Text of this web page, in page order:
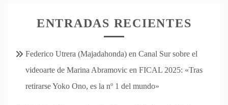
ENTRADAS RECIENTES
Federico Utrera (Majadahonda) en Canal Sur sobre el
videoarte de Marina Abramovic en FICAL 2025: «Tras
retirarse Yoko Ono, es la nº 1 del mundo»